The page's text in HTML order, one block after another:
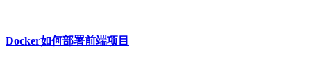
Docker如何部署前端项目